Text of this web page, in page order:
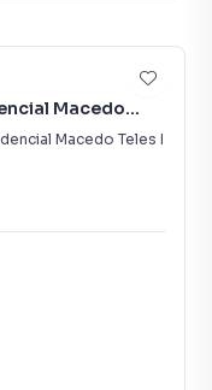
Macedo
Macedo Teles I